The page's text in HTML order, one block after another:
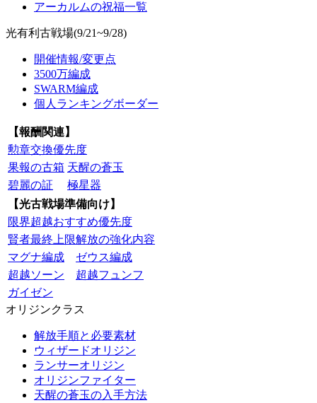
アーカルムの祝福一覧
光有利古戦場(9/21~9/28)
開催情報/変更点
3500万編成
SWARM編成
個人ランキングボーダー
【報酬関連】
勲章交換優先度
果報の古箱 天醒の蒼玉
碧麗の証
極星器
【光古戦場準備向け】
限界超越おすすめ優先度
賢者最終上限解放の強化内容
マグナ編成
ゼウス編成
超越ソーン
超越フュンフ
ガイゼン
オリジンクラス
解放手順と必要素材
ウィザードオリジン
ランサーオリジン
オリジンファイター
天醒の蒼玉の入手方法